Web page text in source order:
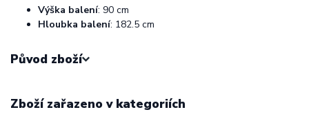
Výška balení: 90 cm
Hloubka balení: 182.5 cm
Původ zboží
Zboží zařazeno v kategoriích